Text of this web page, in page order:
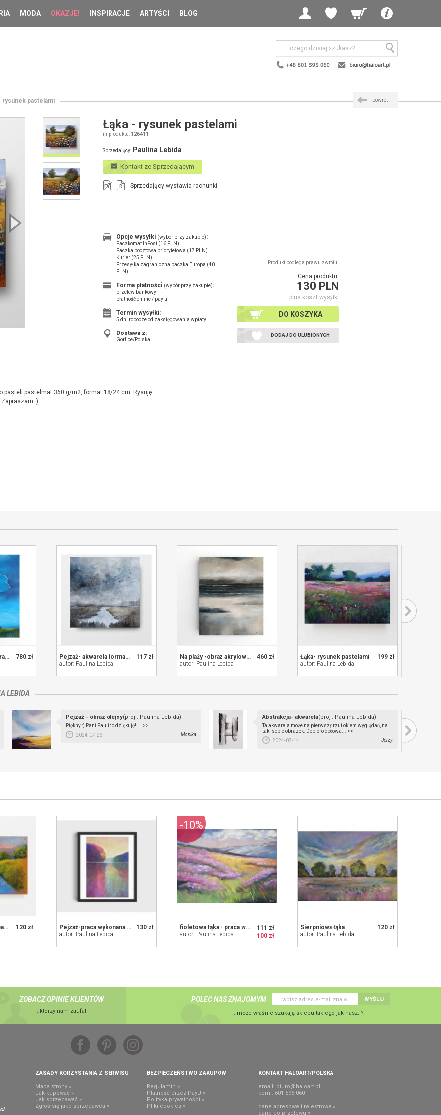
MODA OKAZJE! INSPIRACJE ARTYŚCI BLOG
rysunek pastelami powrót
Łąka - rysunek pastelami
nr produktu: 126411
Sprzedający: Paulina Lebida
Kontakt ze Sprzedającym
FV R Sprzedający wystawia rachunki
Produkt podlega prawu zwrotu.
Cena produktu:
130 PLN
plus koszt wysyłki
DO KOSZYKA
DODAJ DO ULUBIONYCH
Opcje wysyłki (wybór przy zakupie):
Paczkomat InPost (16 PLN)
Paczka pocztowa priorytetowa (17 PLN)
Kurier (25 PLN)
Przesyłka zagraniczna paczka Europa (40
PLN)
Forma płatności (wybór przy zakupie):
przelew bankowy
płatność online / pay u
Termin wysyłki:
5 dni robocze od zaksięgowania wpłaty
Dostawa z:
Gorlice/Polska
pasteli pastelmat 360 g/m2, format 18/24 cm. Rysuję
:)
780 zł
Błękitny poranek - obraz akrylowy 80/60 cm
117 zł
Pejzaż- akwarela formatu 20/20 cm
autor: Paulina Lebida
460 zł
Na plaży -obraz akrylowy formatu 60/50 cm
autor: Paulina Lebida
199 zł
Łąka- rysunek pastelami
autor: Paulina Lebida
LEBIDA
Pejzaż - obraz olejny(proj.: Paulina Lebida)
Piękny :) Pani Paulino dziękuję! ... >>
2024-07-23
Monika
Abstrakcja- akwarela(proj.: Paulina Lebida)
Ta akwarela może na pierwszy rzut okiem wyglądać, na
taki sobie obrazek. Dopiero obcowa... >>
2024-07-14
Jerzy
120 zł
Pejzaż - rysunek A4 pastelami
130 zł
Pejzaż-praca wykonana pastelami
autor: Paulina Lebida
111 zł
100 zł
fioletowa łąka - praca wykonana pastel
autor: Paulina Lebida
-10%
120 zł
Sierpniowa łąka
autor: Paulina Lebida
ZOBACZ OPINIE KLIENTÓW
...którzy nam zaufali
POLEĆ NAS ZNAJOMYM WYŚLIJ
...może właśnie szukają sklepu takiego jak nasz..?
ZASADY KORZYSTANIA Z SERWISU
Mapa strony »
Jak kupować »
Jak sprzedawać »
Zgłoś się jako sprzedawca »
BEZPIECZEŃSTWO ZAKUPÓW
Regulamin »
Płatność przez PayU »
Polityka prywatności »
Pliki cookies »
KONTAKT HALOART/POLSKA
email: biuro@haloart.pl
kom.: 601 595 060
dane adresowe i rejestrowe »
dane do przelewu »